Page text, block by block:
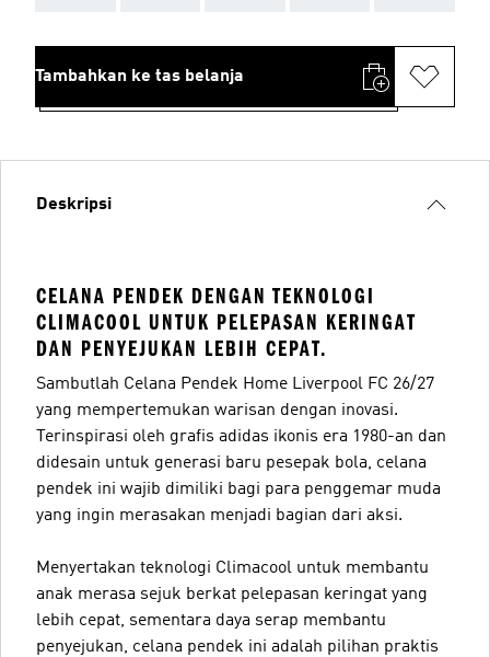
Tambahkan ke tas belanja
Deskripsi
CELANA PENDEK DENGAN TEKNOLOGI
CLIMACOOL UNTUK PELEPASAN KERINGAT
DAN PENYEJUKAN LEBIH CEPAT.
Sambutlah Celana Pendek Home Liverpool FC 26/27
yang mempertemukan warisan dengan inovasi.
Terinspirasi oleh grafis adidas ikonis era 1980-an dan
didesain untuk generasi baru pesepak bola, celana
pendek ini wajib dimiliki bagi para penggemar muda
yang ingin merasakan menjadi bagian dari aksi.
Menyertakan teknologi Climacool untuk membantu
anak merasa sejuk berkat pelepasan keringat yang
lebih cepat, sementara daya serap membantu
penyejukan, celana pendek ini adalah pilihan praktis